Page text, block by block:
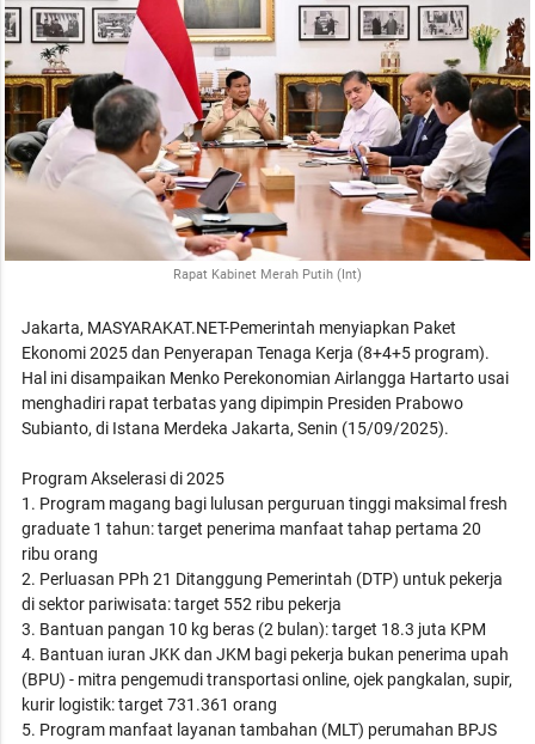
Rapat Kabinet Merah Putih (Int)
Jakarta, MASYARAKAT.NET-Pemerintah menyiapkan Paket
Ekonomi 2025 dan Penyerapan Tenaga Kerja (8+4+5 program).
Hal ini disampaikan Menko Perekonomian Airlangga Hartarto usai
menghadiri rapat terbatas yang dipimpin Presiden Prabowo
Subianto, di Istana Merdeka Jakarta, Senin (15/09/2025).
Program Akselerasi di 2025
1. Program magang bagi lulusan perguruan tinggi maksimal fresh
graduate 1 tahun: target penerima manfaat tahap pertama 20
ribu orang
2. Perluasan PPh 21 Ditanggung Pemerintah (DTP) untuk pekerja
di sektor pariwisata: target 552 ribu pekerja
3. Bantuan pangan 10 kg beras (2 bulan): target 18.3 juta KPM
4. Bantuan iuran JKK dan JKM bagi pekerja bukan penerima upah
(BPU) - mitra pengemudi transportasi online, ojek pangkalan, supir,
kurir logistik: target 731.361 orang
5. Program manfaat layanan tambahan (MLT) perumahan BPJS